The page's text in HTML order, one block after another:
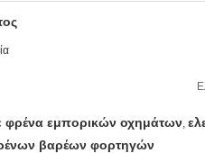
φρένα εμπορικών οχημάτων,
βαρέων φορτηγών